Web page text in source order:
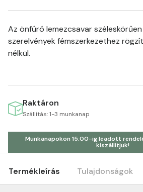
Az önfúró lemezcsavar
szerelvények fémszerkezethez
nélkül.
Raktáron
Szállítás: 1-3 munkanap
Munkanapokon 15.00-ig leadott
kiszállítjuk!
Termékleírás Tulajdonságok